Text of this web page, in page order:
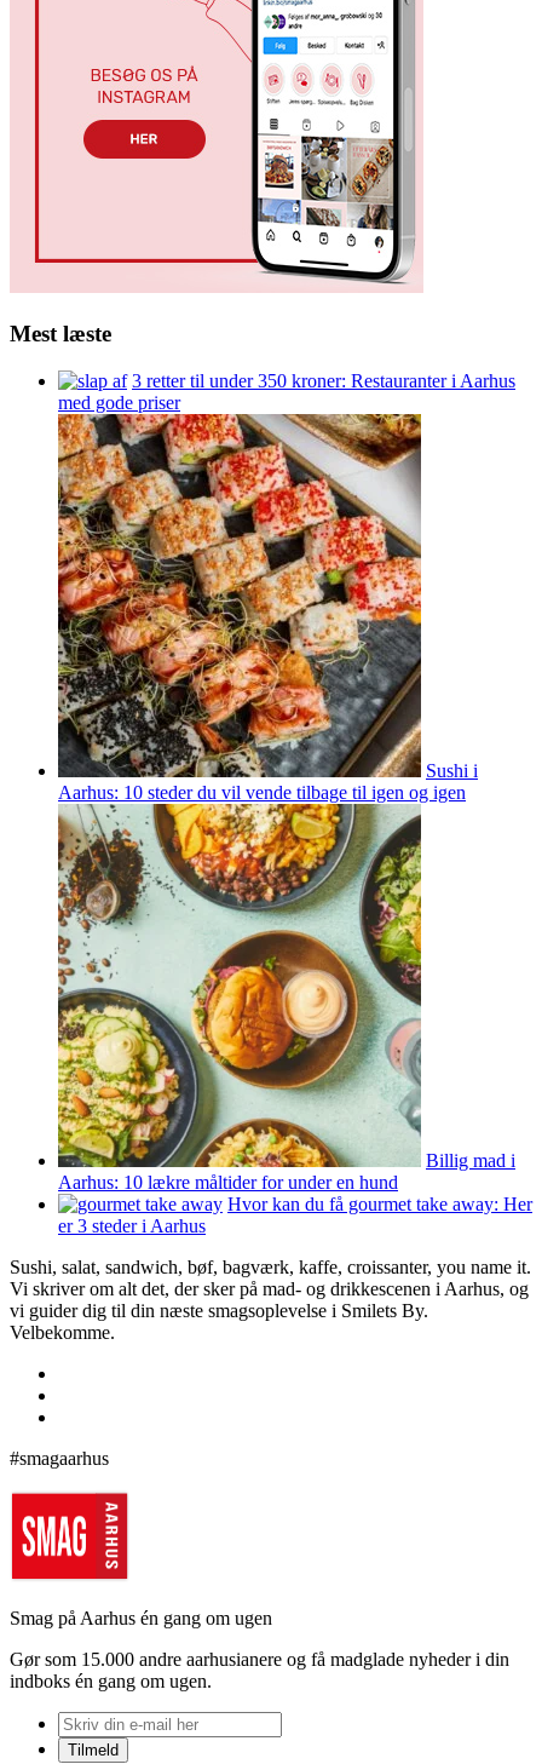
Mest læste
3 retter til under 350 kroner: Restauranter i Aarhus
med gode priser
Sushi i
Aarhus: 10 steder du vil vende tilbage til igen og igen
Billig mad i
Aarhus: 10 lækre måltider for under en hund
Hvor kan du få gourmet take away: Her
er 3 steder i Aarhus
Sushi, salat, sandwich, bøf, bagværk, kaffe, croissanter, you name it.
Vi skriver om alt det, der sker på mad- og drikkescenen i Aarhus, og
vi guider dig til din næste smagsoplevelse i Smilets By.
Velbekomme.
#smagaarhus
Smag på Aarhus én gang om ugen
Gør som 15.000 andre aarhusianere og få madglade nyheder i din
indboks én gang om ugen.